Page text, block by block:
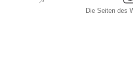
Die Seiten des